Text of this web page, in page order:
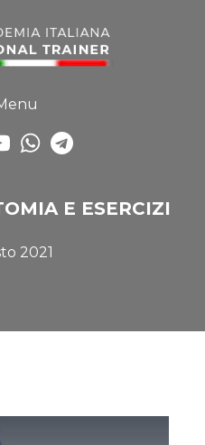
E ESERCIZI
2021